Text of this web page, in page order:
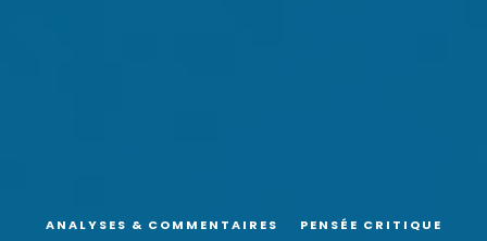
ANALYSES & COMMENTAIRES PENSÉE CRITIQUE